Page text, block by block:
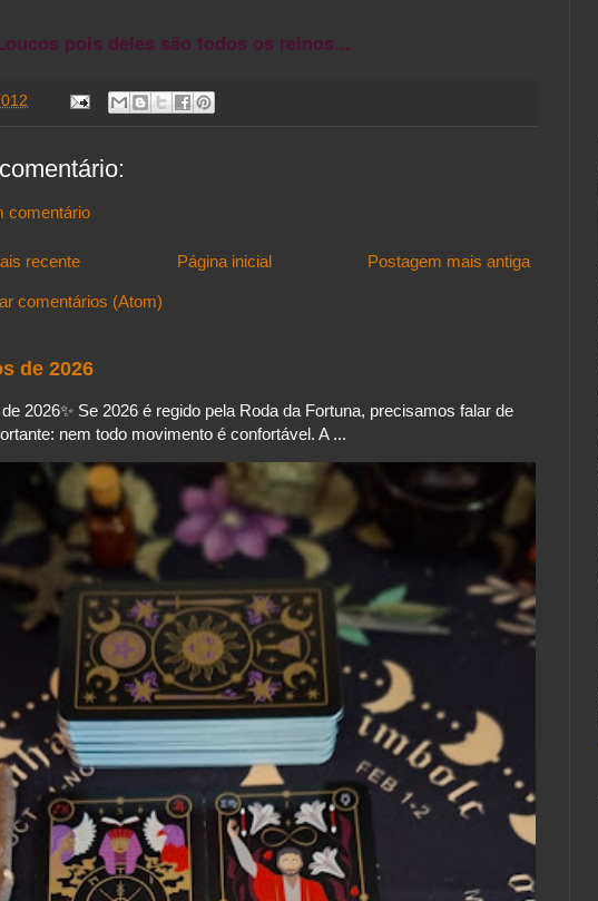
pois deles são todos os reinos...
comentário
recente Postagem mais antiga
Página inicial
comentários (Atom)
de 2026
2026✨️ Se 2026 é regido pela Roda da Fortuna, precisamos falar de
nem todo movimento é confortável. A ...